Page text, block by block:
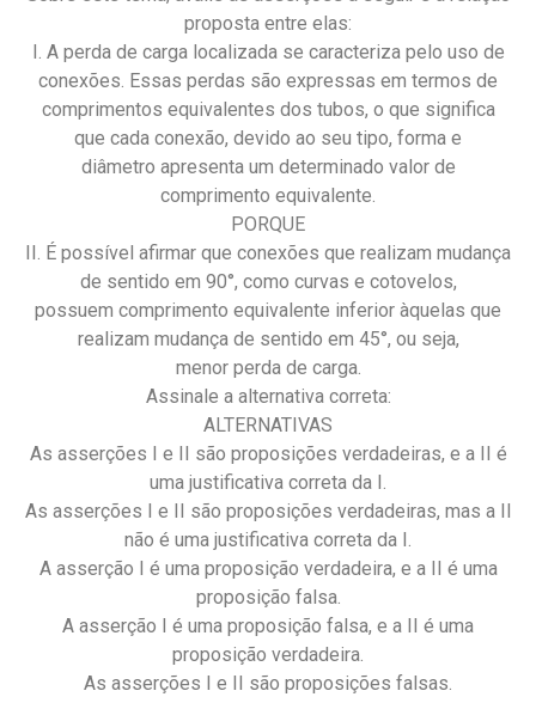
proposta entre elas:
I. A perda de carga localizada se caracteriza pelo uso de
conexões. Essas perdas são expressas em termos de
comprimentos equivalentes dos tubos, o que significa
que cada conexão, devido ao seu tipo, forma e
diâmetro apresenta um determinado valor de
comprimento equivalente.
PORQUE
II. É possível afirmar que conexões que realizam mudança
de sentido em 90°, como curvas e cotovelos,
possuem comprimento equivalente inferior àquelas que
realizam mudança de sentido em 45°, ou seja,
menor perda de carga.
Assinale a alternativa correta:
ALTERNATIVAS
As asserções I e II são proposições verdadeiras, e a II é
uma justificativa correta da I.
As asserções I e II são proposições verdadeiras, mas a II
não é uma justificativa correta da I.
A asserção I é uma proposição verdadeira, e a II é uma
proposição falsa.
A asserção I é uma proposição falsa, e a II é uma
proposição verdadeira.
As asserções I e II são proposições falsas.